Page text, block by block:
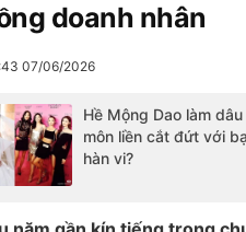
doanh nhân
07/06/2026
Hề Mộng Dao làm dâu
môn liền cắt đứt với
hàn vi?